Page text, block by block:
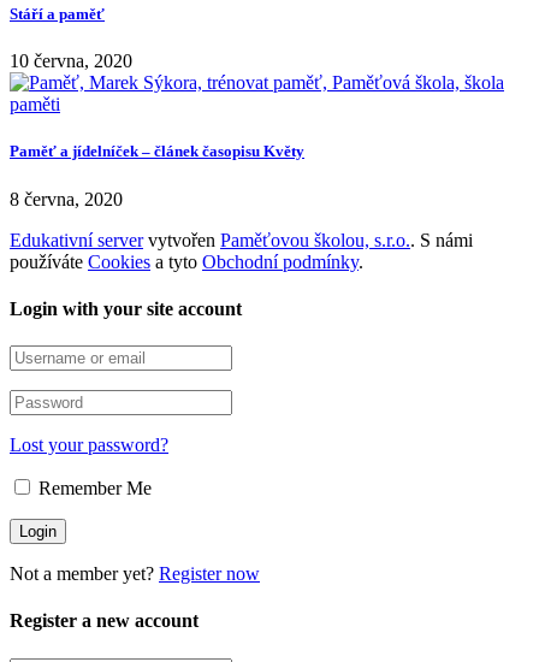
Stáří a paměť
10 června, 2020
Paměť a jídelníček – článek časopisu Květy
8 června, 2020
Edukativní servervytvořen Paměťovou školou, s.r.o.. S námi
používáte Cookies a tyto Obchodní podmínky.
Login with your site account
Lost your password?
Remember Me
Not a member yet? Register now
Register a new account